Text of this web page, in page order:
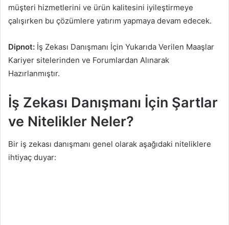
müşteri hizmetlerini ve ürün kalitesini iyileştirmeye
çalışırken bu çözümlere yatırım yapmaya devam edecek.
Dipnot: İş Zekası Danışmanı İçin Yukarıda Verilen Maaşlar
Kariyer sitelerinden ve Forumlardan Alınarak
Hazırlanmıştır.
İş Zekası Danışmanı İçin Şartlar
ve Nitelikler Neler?
Bir iş zekası danışmanı genel olarak aşağıdaki niteliklere
ihtiyaç duyar: